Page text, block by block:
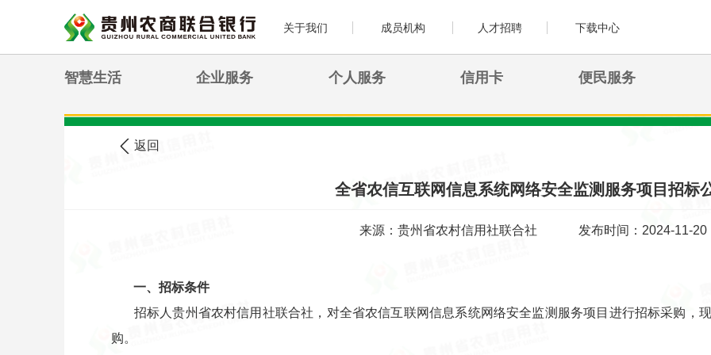
关于我们 成员机构 人才招聘 下载中心
智慧生活 企业服务 个人服务 信用卡 便民服务
您现在的位置: 农信公告
返回
全省农信互联网信息系统网络安全监测服务项目招标
来源：贵州省农村信用社联合社 发布时间：2024-11-20
一、招标条件
招标人贵州省农村信用社联合社，对全省农信互联网信息系统网络安全监测服务项目进行招标采购，
购。